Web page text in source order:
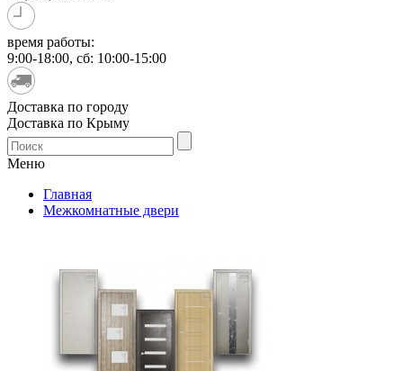
время работы:
9:00-18:00, сб: 10:00-15:00
Доставка по городу
Доставка по Крыму
Меню
Главная
Межкомнатные двери